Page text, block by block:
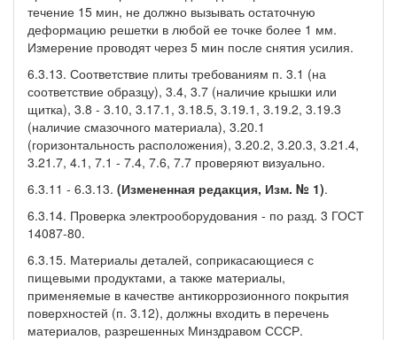
течение 15 мин, не должно вызывать остаточную
деформацию решетки в любой ее точке более 1 мм.
Измерение проводят через 5 мин после снятия усилия.
6.3.13. Соответствие плиты требованиям п. 3.1 (на
соответствие образцу), 3.4, 3.7 (наличие крышки или
щитка), 3.8 - 3.10, 3.17.1, 3.18.5, 3.19.1, 3.19.2, 3.19.3
(наличие смазочного материала), 3.20.1
(горизонтальность расположения), 3.20.2, 3.20.3, 3.21.4,
3.21.7, 4.1, 7.1 - 7.4, 7.6, 7.7 проверяют визуально.
6.3.11 - 6.3.13. (Измененная редакция, Изм. № 1).
6.3.14. Проверка электрооборудования - по разд. 3 ГОСТ
14087-80.
6.3.15. Материалы деталей, соприкасающиеся с
пищевыми продуктами, а также материалы,
применяемые в качестве антикоррозионного покрытия
поверхностей (п. 3.12), должны входить в перечень
материалов, разрешенных Минздравом СССР.